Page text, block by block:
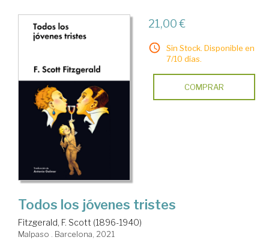
21,00 €
Sin Stock. Disponible en
7/10 días.
COMPRAR
Todos los jóvenes tristes
Fitzgerald, F. Scott (1896-1940)
Malpaso . Barcelona, 2021